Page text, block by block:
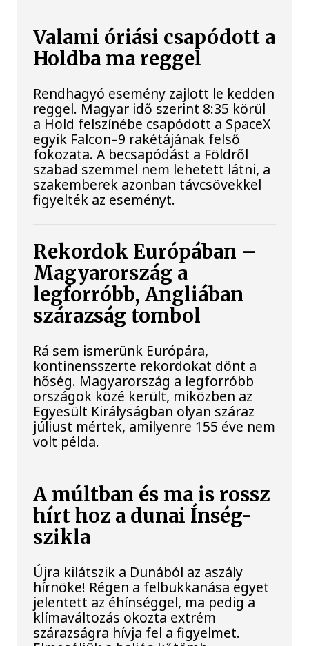
Valami óriási csapódott a
Holdba ma reggel
Rendhagyó esemény zajlott le kedden
reggel. Magyar idő szerint 8:35 körül
a Hold felszínébe csapódott a SpaceX
egyik Falcon–9 rakétájának felső
fokozata. A becsapódást a Földről
szabad szemmel nem lehetett látni, a
szakemberek azonban távcsövekkel
figyelték az eseményt.
Rekordok Európában –
Magyarország a
legforróbb, Angliában
szárazság tombol
Rá sem ismerünk Európára,
kontinensszerte rekordokat dönt a
hőség. Magyarország a legforróbb
országok közé került, miközben az
Egyesült Királyságban olyan száraz
júliust mértek, amilyenre 155 éve nem
volt példa.
A múltban és ma is rossz
hírt hoz a dunai Ínség-
szikla
Újra kilátszik a Dunából az aszály
hírnöke! Régen a felbukkanása egyet
jelentett az éhínséggel, ma pedig a
klímaváltozás okozta extrém
szárazságra hívja fel a figyelmet.